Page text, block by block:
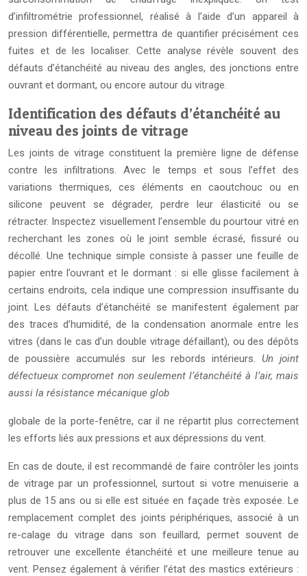
d’infiltrométrie professionnel, réalisé à l’aide d’un appareil à
pression différentielle, permettra de quantifier précisément ces
fuites et de les localiser. Cette analyse révèle souvent des
défauts d’étanchéité au niveau des angles, des jonctions entre
ouvrant et dormant, ou encore autour du vitrage.
Identification des défauts d’étanchéité au
niveau des joints de vitrage
Les joints de vitrage constituent la première ligne de défense
contre les infiltrations. Avec le temps et sous l’effet des
variations thermiques, ces éléments en caoutchouc ou en
silicone peuvent se dégrader, perdre leur élasticité ou se
rétracter. Inspectez visuellement l’ensemble du pourtour vitré en
recherchant les zones où le joint semble écrasé, fissuré ou
décollé. Une technique simple consiste à passer une feuille de
papier entre l’ouvrant et le dormant : si elle glisse facilement à
certains endroits, cela indique une compression insuffisante du
joint. Les défauts d’étanchéité se manifestent également par
des traces d’humidité, de la condensation anormale entre les
vitres (dans le cas d’un double vitrage défaillant), ou des dépôts
de poussière accumulés sur les rebords intérieurs. Un joint
défectueux compromet non seulement l’étanchéité à l’air, mais
aussi la résistance mécanique glob
globale de la porte-fenêtre, car il ne répartit plus correctement
les efforts liés aux pressions et aux dépressions du vent.
En cas de doute, il est recommandé de faire contrôler les joints
de vitrage par un professionnel, surtout si votre menuiserie a
plus de 15 ans ou si elle est située en façade très exposée. Le
remplacement complet des joints périphériques, associé à un
re-calage du vitrage dans son feuillard, permet souvent de
retrouver une excellente étanchéité et une meilleure tenue au
vent. Pensez également à vérifier l’état des mastics extérieurs :